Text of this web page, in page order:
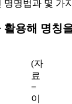
명명법과 몇 가
활용해 명칭
(자
료
=
이